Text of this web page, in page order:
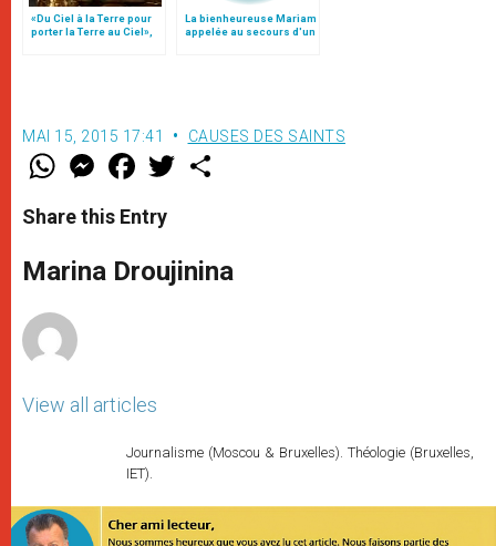
«Du Ciel à la Terre pour
porter la Terre au Ciel»,
La bienheureuse Mariam
appelée au secours d'un
MAI 15, 2015 17:41 CAUSES DES SAINTS
W
t
s
p
p
M
e
s
e
g
e
F
a
e
b
o
k
w
r
Share this Entry
Marina Droujinina
View all articles
Journalisme (Moscou & Bruxelles). Théologie (Bruxelles,
IET).